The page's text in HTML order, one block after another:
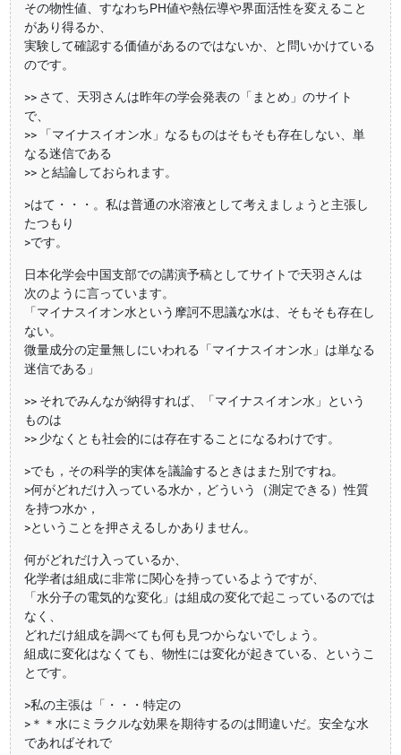
その物性値、すなわちPH値や熱伝導や界面活性を変えること
があり得るか、
実験して確認する価値があるのではないか、と問いかけている
のです。
>> さて、天羽さんは昨年の学会発表の「まとめ」のサイト
で、
>> 「マイナスイオン水」なるものはそもそも存在しない、単
なる迷信である
>> と結論しておられます。
>はて・・・。私は普通の水溶液として考えましょうと主張し
たつもり
>です。
日本化学会中国支部での講演予稿としてサイトで天羽さんは
次のように言っています。
「マイナスイオン水という摩訶不思議な水は、そもそも存在し
ない。
微量成分の定量無しにいわれる「マイナスイオン水」は単なる
迷信である」
>> それでみんなが納得すれば、「マイナスイオン水」という
ものは
>> 少なくとも社会的には存在することになるわけです。
>でも，その科学的実体を議論するときはまた別ですね。
>何がどれだけ入っている水か，どういう（測定できる）性質
を持つ水か，
>ということを押さえるしかありません。
何がどれだけ入っているか、
化学者は組成に非常に関心を持っているようですが、
「水分子の電気的な変化」は組成の変化で起こっているのでは
なく、
どれだけ組成を調べても何も見つからないでしょう。
組成に変化はなくても、物性には変化が起きている、というこ
とです。
>私の主張は「・・・特定の
>＊＊水にミラクルな効果を期待するのは間違いだ。安全な水
であればそれで